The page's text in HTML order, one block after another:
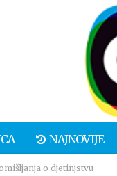
NAJNOVIJE
o djetinjstvu